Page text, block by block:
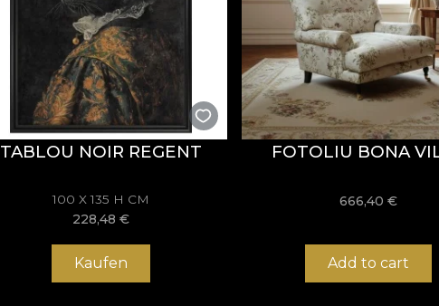
TABLOU NOIR REGENT
100 X 135 H CM
228,48€
Kaufen
FOTOLIU BONA
666,40 €
Add to cart